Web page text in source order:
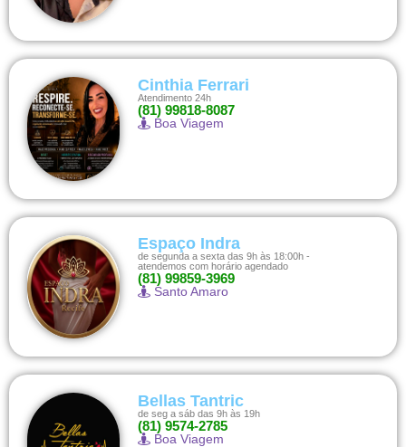
Cinthia Ferrari
Atendimento 24h
(81) 99818-8087
Boa Viagem
Espaço Indra
de segunda a sexta das 9h às 18:00h -
atendemos com horário agendado
(81) 99859-3969
Santo Amaro
Bellas Tantric
de seg a sáb das 9h às 19h
(81) 9574-2785
Boa Viagem